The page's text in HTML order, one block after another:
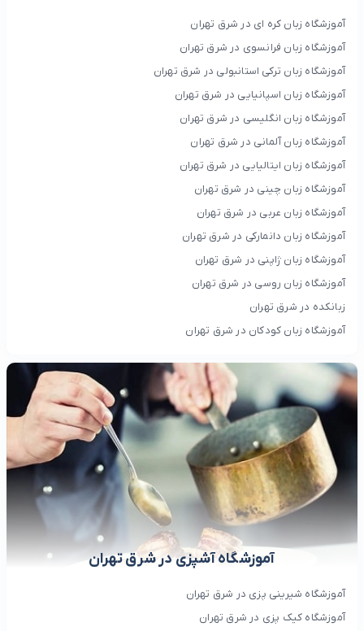
آموزشگاه زبان کره ای در شرق تهران
آموزشگاه زبان فرانسوی در شرق تهران
آموزشگاه زبان ترکی استانبولی در شرق تهران
آموزشگاه زبان اسپانیایی در شرق تهران
آموزشگاه زبان انگلیسی در شرق تهران
آموزشگاه زبان آلمانی در شرق تهران
آموزشگاه زبان ایتالیایی در شرق تهران
آموزشگاه زبان چینی در شرق تهران
آموزشگاه زبان عربی در شرق تهران
آموزشگاه زبان دانمارکی در شرق تهران
آموزشگاه زبان ژاپنی در شرق تهران
آموزشگاه زبان روسی در شرق تهران
زبانکده در شرق تهران
آموزشگاه زبان کودکان در شرق تهران
آموزشگاه آشپزی در شرق تهران
آموزشگاه شیرینی پزی در شرق تهران
آموزشگاه کیک پزی در شرق تهران